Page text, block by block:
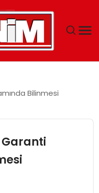
Bilinmesi
Garanti